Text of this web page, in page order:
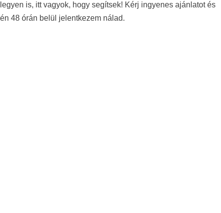
legyen is, itt vagyok, hogy segítsek! Kérj ingyenes ajánlatot és
én 48 órán belül jelentkezem nálad.